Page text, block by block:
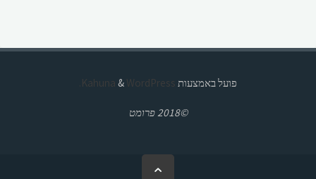
פועל באמצעות & WordPress.
©2018 פרומט
בחזרה